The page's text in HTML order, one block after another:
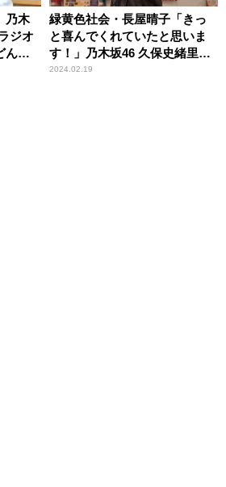
乃木
ジオ
ん共
緑黄色社会・長屋晴子「きっ
と喜んでくれていたと思いま
す！」乃木坂46 久保史緒里に
自宅で手料理を振る舞う
2024.02.19